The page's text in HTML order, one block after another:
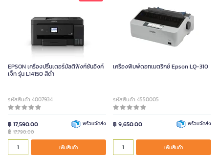
EPSON เครื่องปริ้นเตอร์มัลติฟังก์ชั่นอิงค์
เจ็ท รุ่น L14150 สีดำ
รหัสสินค้า 4007934
฿ 17,590.00
฿ 17,790.00
พร้อมจัดส่ง
เพิ่มสินค้า
เครื่องพิมพ์ดอทเมตริกซ์ Epson LQ-310
รหัสสินค้า 4550005
฿ 9,650.00 พร้อมจัดส่ง
เพิ่มสินค้า